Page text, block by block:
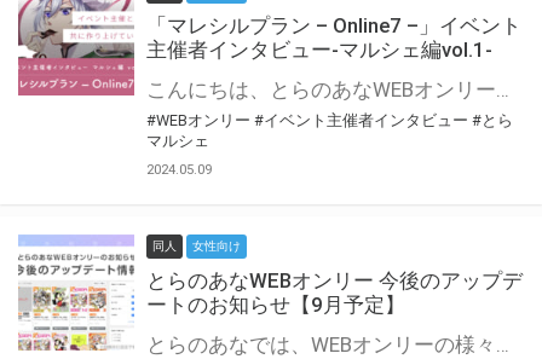
「マレシルプラン – Online7 –」イベント
主催者インタビュー-マルシェ編vol.1-
こんにちは、とらのあなWEBオンリー運営スタッフです。 新たにお届けする、イベント主催者インタビュー-マルシェ編-は、 とらのあなWEBオンリー「マルシェ」をご利用した主催様に 「マルシェ」を使って開催した感想や心がけをお聞きする企画です。 今回は、WEBオンリー開催7回目迎えた「マレシルプラン – Online7 –」より、 主催の玉川うた様にお話を伺いました。 ▼マレシルプランのインタビュー前回記事 「イベント主催者インタビュー vol.6」はこちら 協力：玉川うた様（マレシルプラン実行委員会 代表）／イベント公式Twitter（@mallesil_plan） とらのあなWEBオンリー「マルシェ」とは？ WEBオンリーでリアルタイムでコミュニケーションがとれるオンライン会場です。
#WEBオンリー #イベント主催者インタビュー #とら
マルシェ
2024.05.09
同人 女性向け
とらのあなWEBオンリー 今後のアップデ
ートのお知らせ【9月予定】
とらのあなでは、WEBオンリーの様々な支援を実施しています。 今回は2021年9月に実装を予定しているアップデート情報についてご紹介いたします。 とらのあなWEBオンリーサイトはこちら